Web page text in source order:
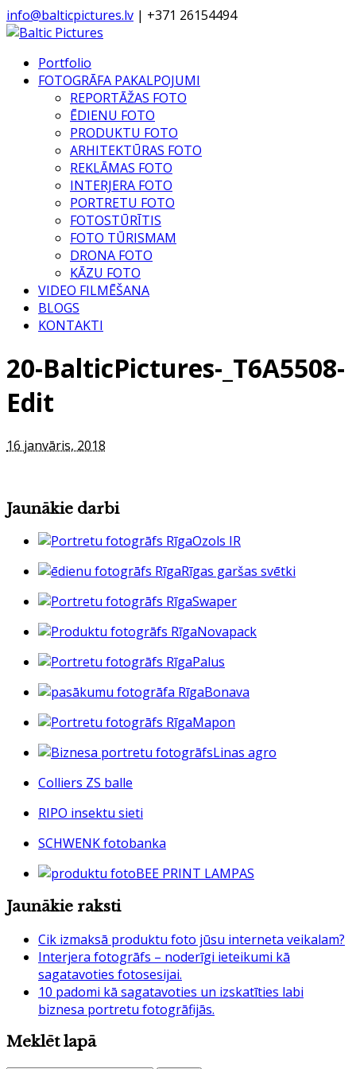
info@balticpictures.lv | +371 26154494
Portfolio
FOTOGRĀFA PAKALPOJUMI
REPORTĀŽAS FOTO
ĒDIENU FOTO
PRODUKTU FOTO
ARHITEKTŪRAS FOTO
REKLĀMAS FOTO
INTERJERA FOTO
PORTRETU FOTO
FOTOSTŪRĪTIS
FOTO TŪRISMAM
DRONA FOTO
KĀZU FOTO
VIDEO FILMĒŠANA
BLOGS
KONTAKTI
20-BalticPictures-_T6A5508-
Edit
16 janvāris, 2018
Jaunākie darbi
Ozols IR
Rīgas garšas svētki
Swaper
Novapack
Palus
Bonava
Mapon
Linas agro
Colliers ZS balle
RIPO insektu sieti
SCHWENK fotobanka
BEE PRINT LAMPAS
Jaunākie raksti
Cik izmaksā produktu foto jūsu interneta veikalam?
Interjera fotogrāfs – noderīgi ieteikumi kā
sagatavoties fotosesijai.
10 padomi kā sagatavoties un izskatīties labi
biznesa portretu fotogrāfijās.
Meklēt lapā